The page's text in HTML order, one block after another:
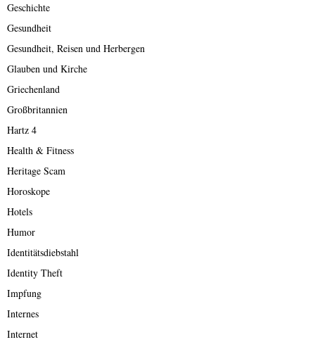
Geschichte
Gesundheit
Gesundheit, Reisen und Herbergen
Glauben und Kirche
Griechenland
Großbritannien
Hartz 4
Health & Fitness
Heritage Scam
Horoskope
Hotels
Humor
Identitätsdiebstahl
Identity Theft
Impfung
Internes
Internet